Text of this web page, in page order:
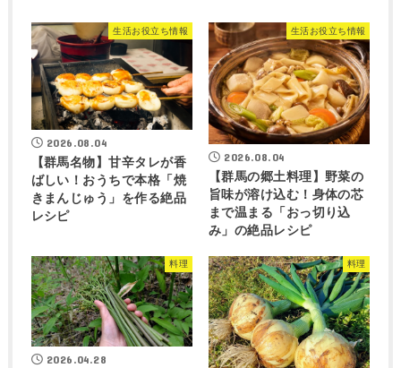
生活お役立ち情報
2026.08.04
【群馬名物】甘辛タレが香
ばしい！おうちで本格「焼
きまんじゅう」を作る絶品
レシピ
生活お役立ち情報
2026.08.04
【群馬の郷土料理】野菜の
旨味が溶け込む！身体の芯
まで温まる「おっ切り込
み」の絶品レシピ
料理
2026.04.28
料理